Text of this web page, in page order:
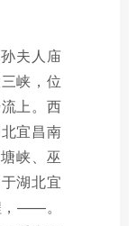
夫人庙
峡，位
上。西
宜昌南
峡、巫
湖北宜
，——。